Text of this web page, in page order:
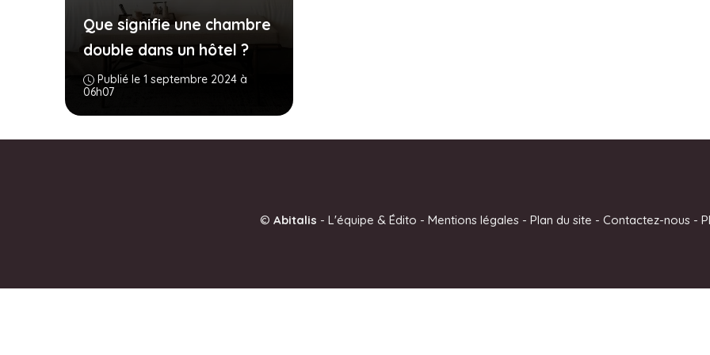
Que signifie une chambre
double dans un hôtel ?
Publié le 1 septembre 2024 à
06h07
© Abitalis - L'équipe & Édito - Mentions légales- Plan du site - Contactez-nous-